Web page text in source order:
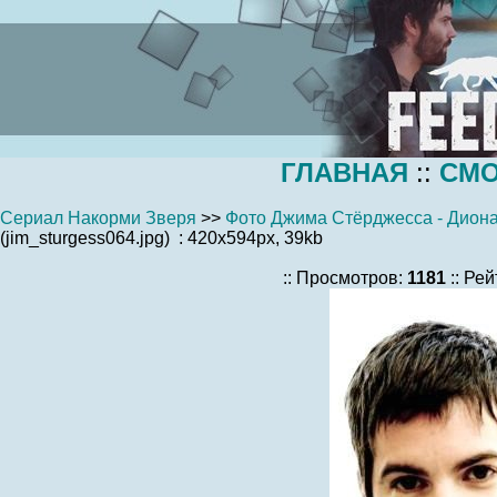
ГЛАВНАЯ ::
Сериал Накорми Зверя >> Фото Джима Стёрджесса -
(jim_sturgess064.jpg) : 420x594px, 39kb
:: Просмотров: 1181::